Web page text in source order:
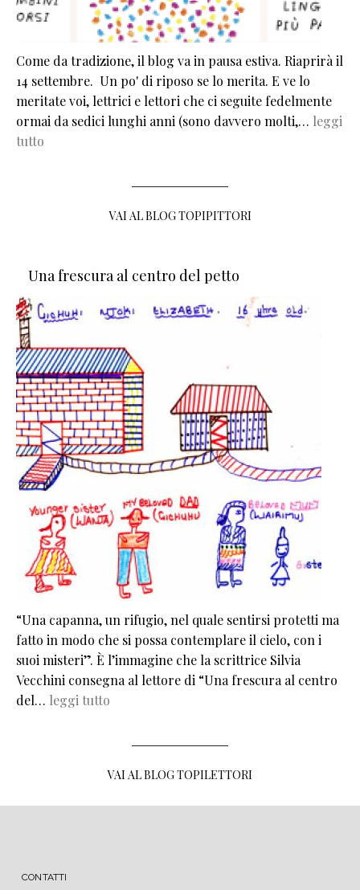
Come da tradizione, il blog va in pausa estiva. Riaprirà il
14 settembre. Un po' di riposo se lo merita. E ve lo
meritate voi, lettrici e lettori che ci seguite fedelmente
ormai da sedici lunghi anni (sono davvero molti,… leggi
tutto
VAI AL BLOG TOPIPITTORI
Una frescura al centro del petto
“Una capanna, un rifugio, nel quale sentirsi protetti ma
fatto in modo che si possa contemplare il cielo, con i
suoi misteri”. È l’immagine che la scrittrice Silvia
Vecchini consegna al lettore di “Una frescura al centro
del… leggi tutto
VAI AL BLOG TOPILETTORI
MENU FOOTER
CONTATTI